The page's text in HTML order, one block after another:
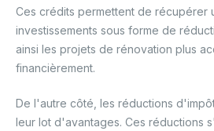
Ces crédits permettent de récupérer
investissements sous forme de
ainsi les projets de rénovation plus
financièrement.
De l'autre côté, les réductions
leur lot d'avantages. Ces réductions